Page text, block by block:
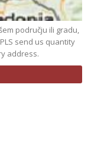
području ili gradu,
send us quantity
address.